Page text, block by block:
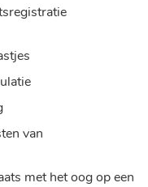
van
met het oog op een